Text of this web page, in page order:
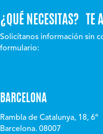
¿QUÉ NECESITAS? TE
Solicítanos información sin
formulario:
BARCELONA
Rambla de Catalunya, 18, 6º
Barcelona. 08007